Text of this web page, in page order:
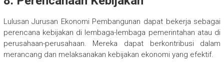
Lulusan Jurusan Ekonomi Pembangunan dapat bekerja sebagai
perencana kebijakan di lembaga-lembaga pemerintahan atau di
perusahaan-perusahaan. Mereka dapat berkontribusi dalam
merancang dan melaksanakan kebijakan ekonomi yang efektif.